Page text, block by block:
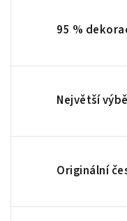
95 %
Největší
Originální